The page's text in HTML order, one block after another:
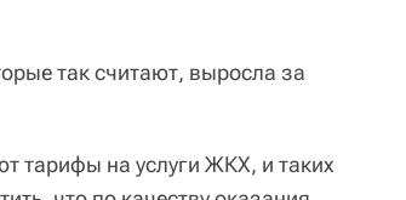
так считают, выросла за
тарифы на услуги ЖКХ, и таких